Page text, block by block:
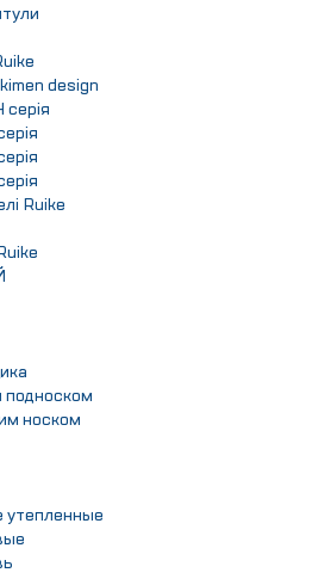
design
Ruike
носком
утепленные